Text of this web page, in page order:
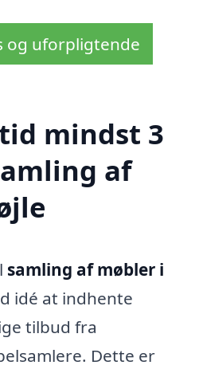
og uforpligtende
mindst 3
af
samling af møbler i
idé at indhente
tilbud fra
Dette er